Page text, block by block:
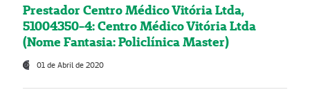
Prestador Centro Médico Vitória Ltda,
51004350-4: Centro Médico Vitória Ltda
(Nome Fantasia: Policlínica Master)
01 de Abril de 2020